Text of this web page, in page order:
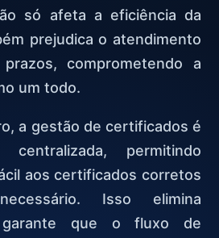
só afeta a eficiência da
prejudica o atendimento
comprometendo a
um todo.
a gestão de certificados é
centralizada, permitindo
aos certificados corretos
Isso elimina
garante que o fluxo de